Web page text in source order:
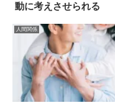
動に考えさせられる
人間関係